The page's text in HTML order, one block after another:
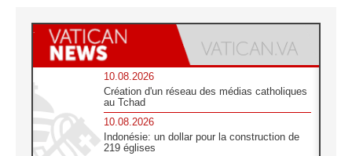
10.08.2026
Création d'un réseau des médias catholiques
au Tchad
10.08.2026
Indonésie: un dollar pour la construction de
219 églises